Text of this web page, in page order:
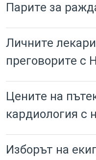
Парите за
Личните
преговорите с
Цените на
кардиология с
Изборът на